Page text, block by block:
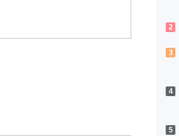
2
3
4
5